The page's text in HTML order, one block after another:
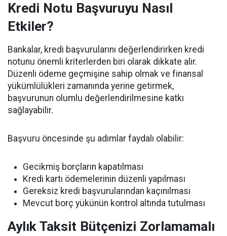
Kredi Notu Başvuruyu Nasıl
Etkiler?
Bankalar, kredi başvurularını değerlendirirken kredi
notunu önemli kriterlerden biri olarak dikkate alır.
Düzenli ödeme geçmişine sahip olmak ve finansal
yükümlülükleri zamanında yerine getirmek,
başvurunun olumlu değerlendirilmesine katkı
sağlayabilir.
Başvuru öncesinde şu adımlar faydalı olabilir:
Gecikmiş borçların kapatılması
Kredi kartı ödemelerinin düzenli yapılması
Gereksiz kredi başvurularından kaçınılması
Mevcut borç yükünün kontrol altında tutulması
Aylık Taksit Bütçenizi Zorlamamalı